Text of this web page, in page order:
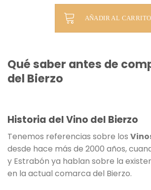
Qué saber antes de
del Bierzo
Historia del Vino del Bierzo
Tenemos referencias sobre los
desde hace más de 2000 años,
y Estrabón ya hablan sobre la
en la actual comarca del Bierzo.
AÑADIR AL CARRITO